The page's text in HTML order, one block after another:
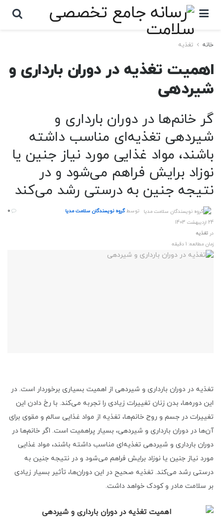
خانه تغذیه
اهمیت تغذیه در دوران بارداری و
شیردهی
گر خانم‌ها در دوران بارداری و
شیردهی تغذیه‌ای مناسب داشته
باشند، مواد غذایی مورد نیاز جنین یا
نوزاد برایش فراهم می‌شود و در
نتیجه جنین به درستی رشد می‌کند
توسط گروه نویسندگان سلامت مدیا
24 اردیبهشت 1403
در تغذیه
زمان مطالعه: 1 دقیقه
تغذیه در دوران بارداری و شیردهی از اهمیت بسیاری برخوردار است. در
این دوره‌ها، بدن زنان تغییرات زیادی را تجربه می‌کند. با رخ دادن این
تغییرات در جسم و روح خانم‌ها، تغذیه از مواد غذایی سالم و مقوی برای
آن‌ها در دوران بارداری و شیردهی، بسیار پراهمیت است. اگر خانم‌ها در
دوران بارداری و شیردهی تغذیه‌ای مناسب داشته باشند، مواد غذایی
مورد نیاز جنین یا نوزاد برایش فراهم می‌شود و در نتیجه جنین به
درستی رشد می‌کند. تغذیه صحیح در این دوران‌ها، تأثیر بسیار زیادی
بر سلامت مادر و کودک خواهد داشت.